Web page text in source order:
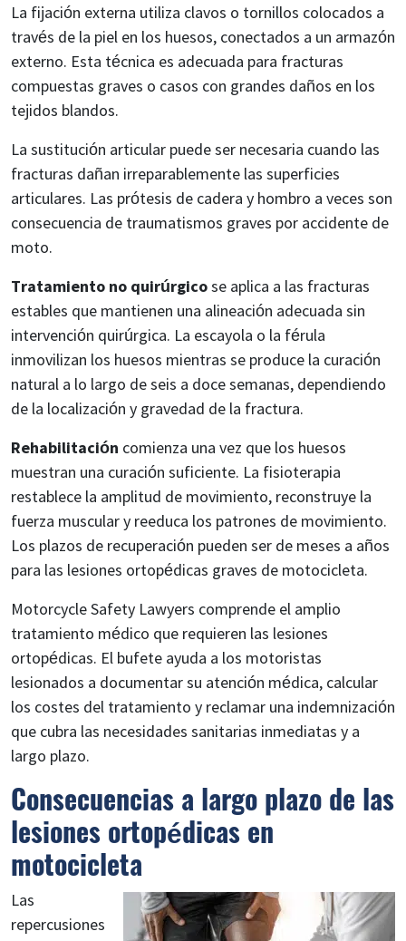
La fijación externa utiliza clavos o tornillos colocados a
través de la piel en los huesos, conectados a un armazón
externo. Esta técnica es adecuada para fracturas
compuestas graves o casos con grandes daños en los
tejidos blandos.
La sustitución articular puede ser necesaria cuando las
fracturas dañan irreparablemente las superficies
articulares. Las prótesis de cadera y hombro a veces son
consecuencia de traumatismos graves por accidente de
moto.
Tratamiento no quirúrgicose aplica a las fracturas
estables que mantienen una alineación adecuada sin
intervención quirúrgica. La escayola o la férula
inmovilizan los huesos mientras se produce la curación
natural a lo largo de seis a doce semanas, dependiendo
de la localización y gravedad de la fractura.
Rehabilitación comienza una vez que los huesos
muestran una curación suficiente. La fisioterapia
restablece la amplitud de movimiento, reconstruye la
fuerza muscular y reeduca los patrones de movimiento.
Los plazos de recuperación pueden ser de meses a años
para las lesiones ortopédicas graves de motocicleta.
Motorcycle Safety Lawyers comprende el amplio
tratamiento médico que requieren las lesiones
ortopédicas. El bufete ayuda a los motoristas
lesionados a documentar su atención médica, calcular
los costes del tratamiento y reclamar una indemnización
que cubra las necesidades sanitarias inmediatas y a
largo plazo.
Consecuencias a largo plazo de las
lesiones ortopédicas en
motocicleta
Las
repercusiones